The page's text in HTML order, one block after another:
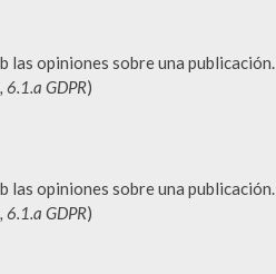
las opiniones sobre una publicación.
GDPR)
las opiniones sobre una publicación.
GDPR)